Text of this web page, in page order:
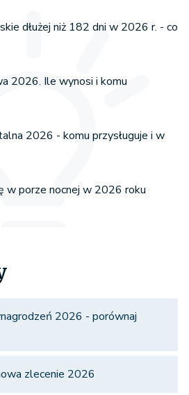
dłużej niż 182 dni w 2026 r. - co
2026. Ile wynosi i komu
2026 - komu przysługuje i w
w porze nocnej w 2026 roku
2026 - porównaj
zlecenie 2026